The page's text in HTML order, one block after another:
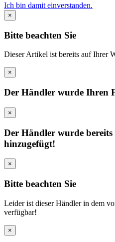
Ich bin damit einverstanden.
×
Bitte beachten Sie
Dieser Artikel ist bereits auf Ihrer
×
Der Händler wurde Ihren
×
Der Händler wurde
hinzugefügt!
×
Bitte beachten Sie
Leider ist dieser Händler in dem
verfügbar!
×